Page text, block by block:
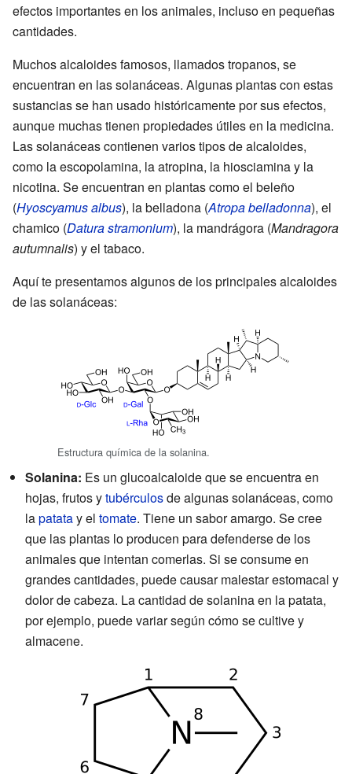
efectos importantes en los animales, incluso en pequeñas
cantidades.
Muchos alcaloides famosos, llamados tropanos, se
encuentran en las solanáceas. Algunas plantas con estas
sustancias se han usado históricamente por sus efectos,
aunque muchas tienen propiedades útiles en la medicina.
Las solanáceas contienen varios tipos de alcaloides,
como la escopolamina, la atropina, la hiosciamina y la
nicotina. Se encuentran en plantas como el beleño
(Hyoscyamus albus), la belladona (Atropa belladonna), el
chamico (Datura stramonium), la mandrágora (Mandragora
autumnalis) y el tabaco.
Aquí te presentamos algunos de los principales alcaloides
de las solanáceas:
Estructura química de la solanina.
Solanina: Es un glucoalcaloide que se encuentra en
hojas, frutos ytubérculosde algunas solanáceas, como
lapatatay el tomate. Tiene un sabor amargo. Se cree
que las plantas lo producen para defenderse de los
animales que intentan comerlas. Si se consume en
grandes cantidades, puede causar malestar estomacal y
dolor de cabeza. La cantidad de solanina en la patata,
por ejemplo, puede variar según cómo se cultive y
almacene.